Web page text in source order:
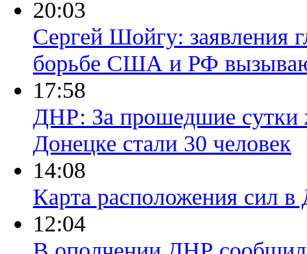
20:03
Сергей Шойгу: заявления
борьбе США и РФ
17:58
ДНР: За прошедшие сутки
Донецке стали 30 человек
14:08
Карта расположения сил в
12:04